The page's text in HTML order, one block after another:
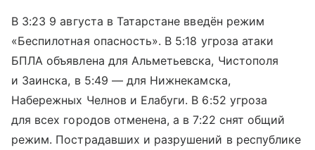
В 3:23 9 августа в Татарстане введён режим
«Беспилотная опасность». В 5:18 угроза атаки
БПЛА объявлена для Альметьевска, Чистополя
и Заинска, в 5:49 — для Нижнекамска,
Набережных Челнов и Елабуги. В 6:52 угроза
для всех городов отменена, а в 7:22 снят общий
режим. Пострадавших и разрушений в республике